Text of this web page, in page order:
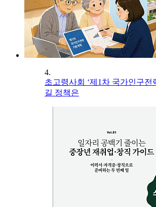
4.
초고령사회 ‘제1차 국가인구전
길 정책은